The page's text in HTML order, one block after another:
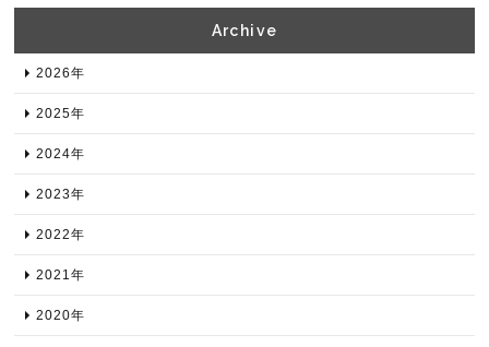
Archive​
2026年​
2025年​
2024年​
2023年​
2022年​
2021年​
2020年​